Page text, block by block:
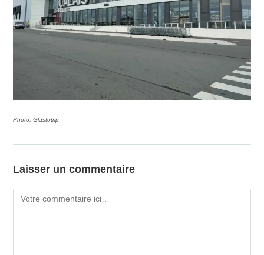
Photo: Glastotrip
Laisser un commentaire
Comment